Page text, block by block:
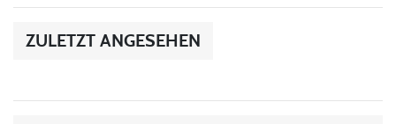
ZULETZT ANGESEHEN